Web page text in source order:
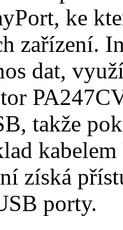
ke
zařízení.
dat,
takže
získá
porty.